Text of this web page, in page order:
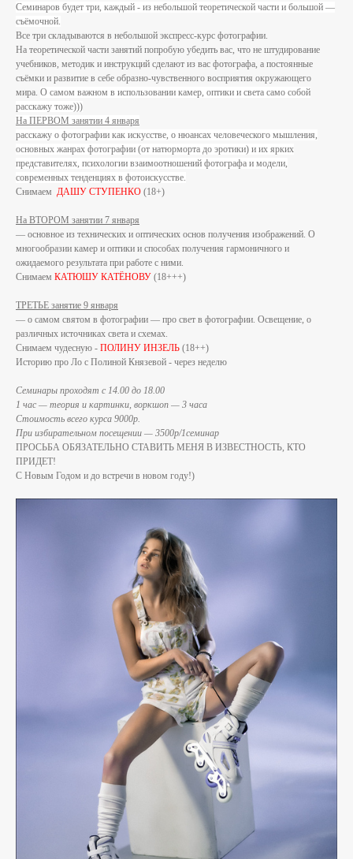
Семинаров будет три, каждый - из небольшой теоретической части и большой —
съёмочной.
Все три складываются в небольшой экспресс-курс фотографии.
На теоретической части занятий попробую убедить вас, что не штудирование
учебников, методик и инструкций сделают из вас фотографа, а постоянные
съёмки и развитие в себе образно-чувственного восприятия окружающего
мира. О самом важном в использовании камер, оптики и света само собой
расскажу тоже)))
На ПЕРВОМ занятии 4 января
расскажу о фотографии как искусстве, о нюансах человеческого мышления,
основных жанрах фотографии (от натюрморта до эротики) и их ярких
представителях, психологии взаимоотношений фотографа и модели,
современных тенденциях в фотоискусстве.
Снимаем ДАШУ СТУПЕНКО (18+)
На ВТОРОМ занятии 7 января
— основное из технических и оптических основ получения изображений. О
многообразии камер и оптики и способах получения гармоничного и
ожидаемого результата при работе с ними.
Снимаем КАТЮШУ КАТЁНОВУ (18+++)
ТРЕТЬЕ занятие 9 января
— о самом святом в фотографии — про свет в фотографии. Освещение, о
различных источниках света и схемах.
Снимаем чудесную - ПОЛИНУ ИНЗЕЛЬ (18++)
Историю про Ло с Полиной Князевой - через неделю
Семинары проходят с 14.00 до 18.00
1 час — теория и картинки, воркшоп — 3 часа
Стоимость всего курса 9000р.
При избирательном посещении — 3500р/1семинар
ПРОСЬБА ОБЯЗАТЕЛЬНО СТАВИТЬ МЕНЯ В ИЗВЕСТНОСТЬ, КТО
ПРИДЕТ!
С Новым Годом и до встречи в новом году!)